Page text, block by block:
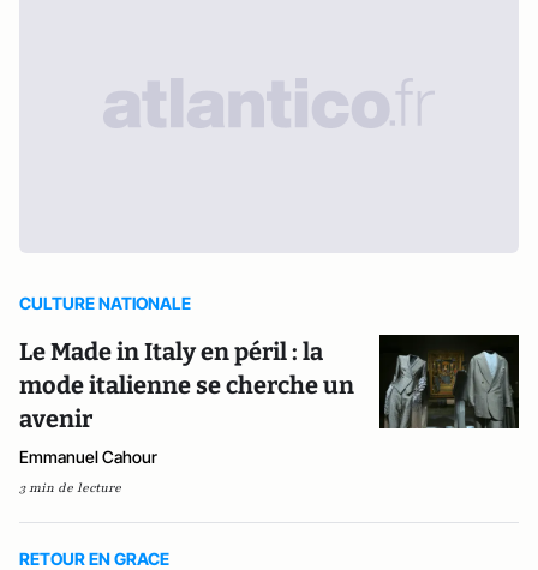
CULTURE NATIONALE
Le Made in Italy en péril : la
mode italienne se cherche un
avenir
Emmanuel Cahour
3 min de lecture
RETOUR EN GRACE